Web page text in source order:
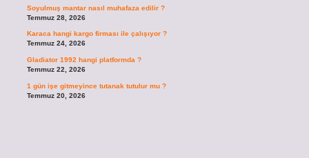
Soyulmuş mantar nasıl muhafaza edilir ?
Temmuz 28, 2026
Karaca hangi kargo firması ile çalışıyor ?
Temmuz 24, 2026
Gladiator 1992 hangi platformda ?
Temmuz 22, 2026
1 gün işe gitmeyince tutanak tutulur mu ?
Temmuz 20, 2026